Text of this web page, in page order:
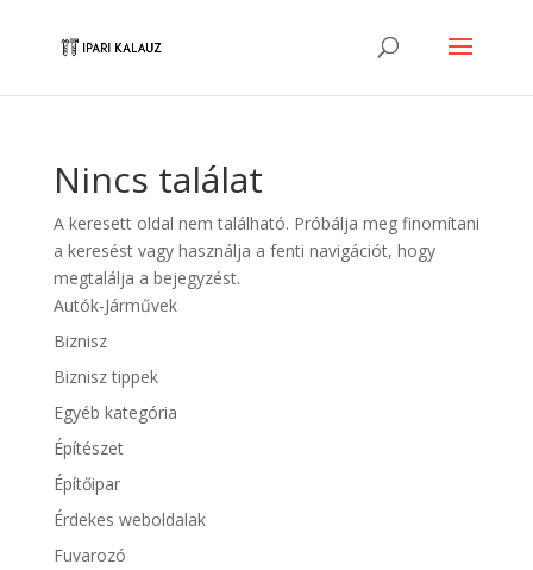
Nincs találat
A keresett oldal nem található. Próbálja meg finomítani
a keresést vagy használja a fenti navigációt, hogy
megtalálja a bejegyzést.
Autók-Járművek
Biznisz
Biznisz tippek
Egyéb kategória
Építészet
Építőipar
Érdekes weboldalak
Fuvarozó